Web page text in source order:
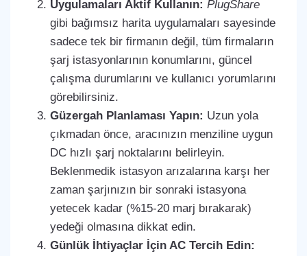
Uygulamaları Aktif Kullanın: PlugShare
gibi bağımsız harita uygulamaları sayesinde
sadece tek bir firmanın değil, tüm firmaların
şarj istasyonlarının konumlarını, güncel
çalışma durumlarını ve kullanıcı yorumlarını
görebilirsiniz.
Güzergah Planlaması Yapın: Uzun yola
çıkmadan önce, aracınızın menziline uygun
DC hızlı şarj noktalarını belirleyin.
Beklenmedik istasyon arızalarına karşı her
zaman şarjınızın bir sonraki istasyona
yetecek kadar (%15-20 marj bırakarak)
yedeği olmasına dikkat edin.
Günlük İhtiyaçlar İçin AC Tercih Edin: